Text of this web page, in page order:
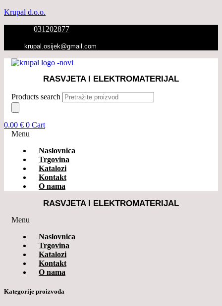
Krupal d.o.o.
031202877
krupal.osijek@gmail.com
RASVJETA I ELEKTROMATERIJAL
Products search
0.00 € 0 Cart
Menu
Naslovnica
Trgovina
Katalozi
Kontakt
O nama
RASVJETA I ELEKTROMATERIJAL
Menu
Naslovnica
Trgovina
Katalozi
Kontakt
O nama
Kategorije proizvoda